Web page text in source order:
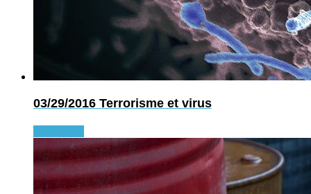
03/29/2016 Terrorisme et virus